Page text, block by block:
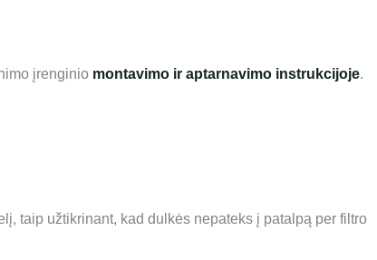
įrenginio montavimo ir aptarnavimo instrukcijoje.
taip užtikrinant, kad dulkės nepateks į patalpą per filtro